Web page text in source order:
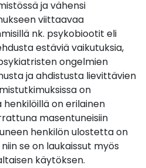
ja vähensi
viittaavaa
nk. psykobiootit eli
estäviä vaikutuksia,
ongelmien
ja ahdistusta lievittävien
on
on erilainen
masentuneisiin
henkilön ulostetta on
se on laukaissut myös
käytöksen.